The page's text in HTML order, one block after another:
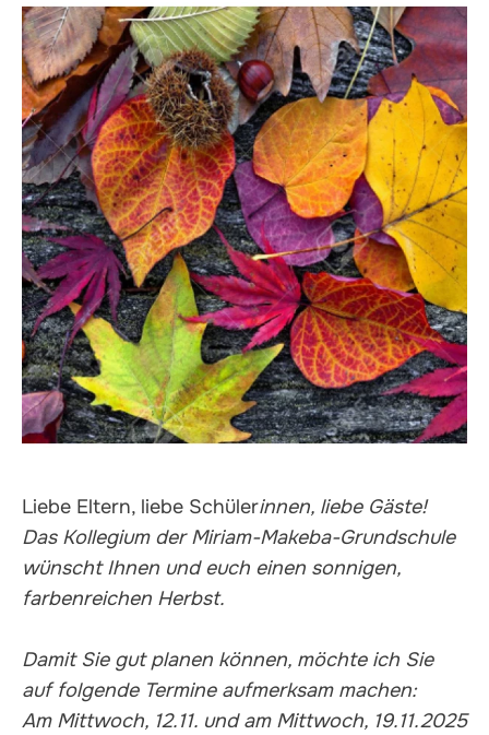
Liebe Eltern, liebe Schülerinnen, liebe Gäste!
Das Kollegium der Miriam-Makeba-Grundschule
wünscht Ihnen und euch einen sonnigen,
farbenreichen Herbst.
Damit Sie gut planen können, möchte ich Sie
auf folgende Termine aufmerksam machen:
Am Mittwoch, 12.11. und am Mittwoch, 19.11.2025